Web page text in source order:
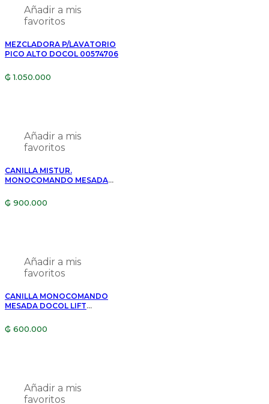
Añadir a mis
favoritos
MEZCLADORA P/LAVATORIO
PICO ALTO DOCOL 00574706
₲ 1.050.000
Añadir a mis
favoritos
CANILLA MISTUR.
MONOCOMANDO MESADA
₲ 900.000
Añadir a mis
favoritos
CANILLA MONOCOMANDO
MESADA DOCOL LIFT
₲ 600.000
Añadir a mis
favoritos